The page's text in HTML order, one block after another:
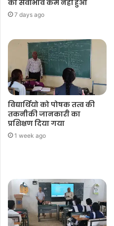
का सेवाभाव कम नहीं हुआ
7 days ago
विद्यार्थियो को पोषक तत्व की
तकनीकी जानकारी का
प्रशिक्षण दिया गया
1 week ago